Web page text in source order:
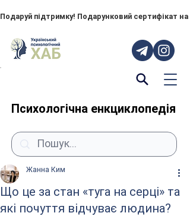
Подаруй підтримку! Подарунковий сертифікат
Психологічна енкциклопедія
Що це за стан «туга на серці» та
які почуття відчуває людина?
Жанна Ким